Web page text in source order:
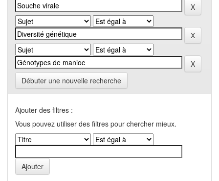
Débuter une nouvelle recherche
Ajouter des filtres :
Vous pouvez utiliser des filtres pour chercher mieux.